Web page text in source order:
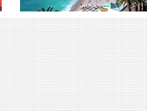
Pesquisa analisou 25
determinar onde os
ricos escolhem passar seu